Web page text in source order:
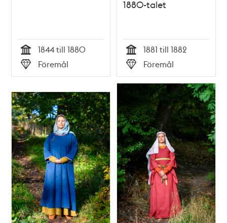
Tid
1844 till 1880
Typ
Föremål
1880-talet
Tid
1881 till 1882
Typ
Föremål